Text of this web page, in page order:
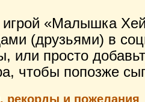
«Малышка
(друзьями) в
или просто
чтобы попозже
рекорды и пожелания